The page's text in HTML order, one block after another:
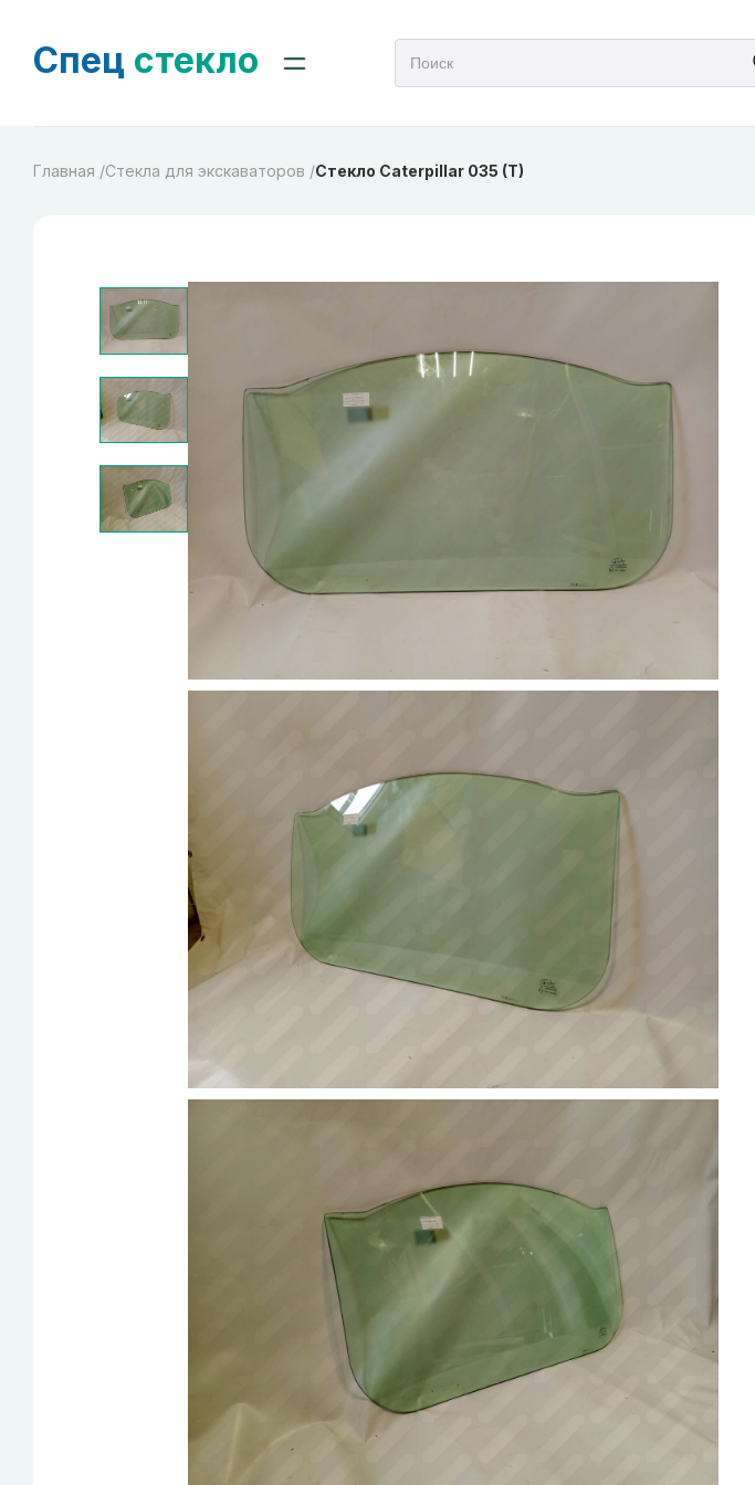
Спец стекло
Главная /Cтекла для экскаваторов /Стекло Caterpillar 035 (T)